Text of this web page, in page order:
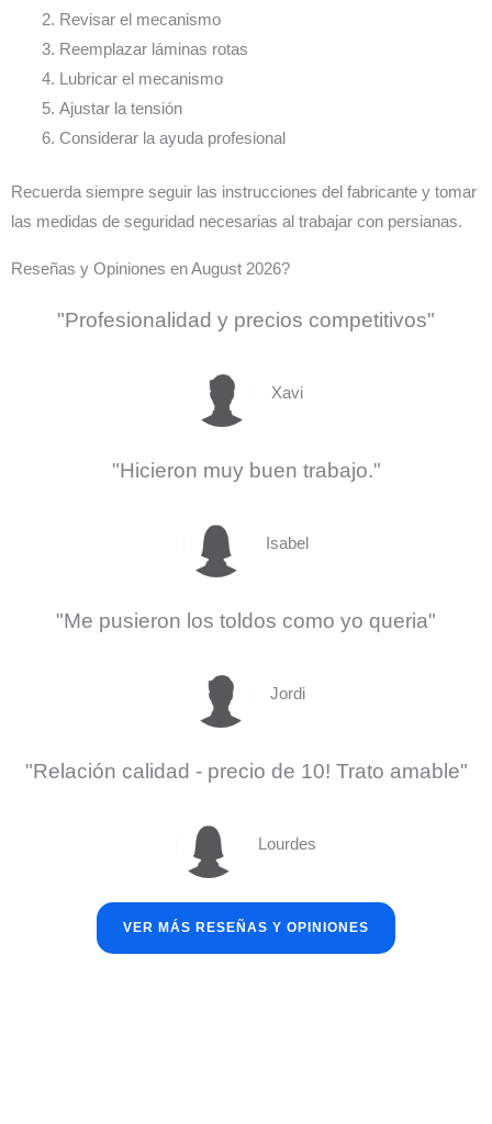
Revisar el mecanismo
Reemplazar láminas rotas
Lubricar el mecanismo
Ajustar la tensión
Considerar la ayuda profesional
Recuerda siempre seguir las instrucciones del fabricante y tomar
las medidas de seguridad necesarias al trabajar con persianas.
Reseñas y Opiniones en August 2026?
"Profesionalidad y precios competitivos"
Xavi
"Hicieron muy buen trabajo."
Isabel
"Me pusieron los toldos como yo queria"
Jordi
"Relación calidad - precio de 10! Trato amable"
Lourdes
VER MÁS RESEÑAS Y OPINIONES